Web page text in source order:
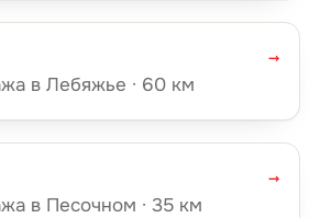
в Лебяжье · 60 км
→
в Песочном · 35 км
→